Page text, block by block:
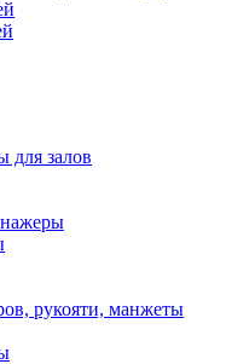
для залов
рукояти, манжеты